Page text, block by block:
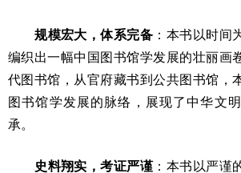
规模宏大，体系完备 ：本书以时间
编织出一幅中国图书馆学发展的壮丽画
代图书馆，从官府藏书到公共图书馆，
图书馆学发展的脉络，展现了中华文
承。
史料翔实，考证严谨：本书以严谨